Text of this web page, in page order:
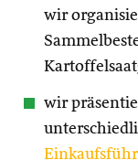
wir
wir